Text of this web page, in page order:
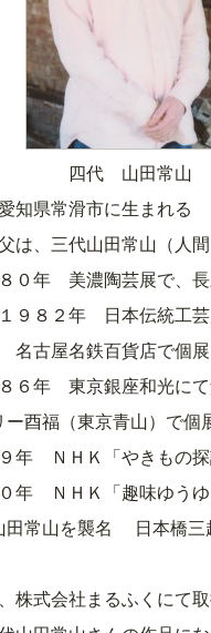
四代 山田常山
知県常滑市に生まれ
は、三代山田常山（人
０年 美濃陶芸展で、
２年 日本伝統工芸
屋名鉄百貨店で個展
６年 東京銀座和光に
酉福（東京青山）で個
年 ＮＨＫ「やきもの
年 ＮＨＫ「趣味ゆう
田常山を襲名
日本橋
株式会社まるふくにて